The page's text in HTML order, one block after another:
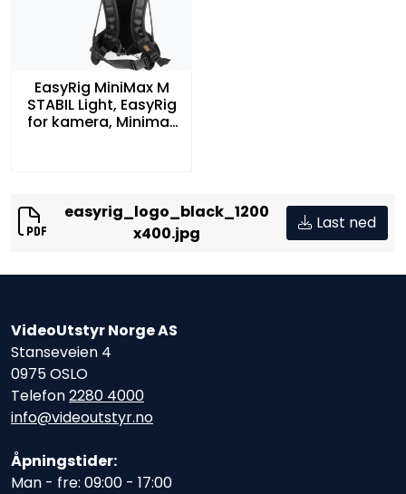
EasyRig MiniMax M
STABIL Light, EasyRig
for kamera, Minimax
easyrig_logo_black_1200
x400.jpg
Last ned
VideoUtstyr Norge AS
Stanseveien 4
0975 OSLO
Telefon2280 4000
info@videoutstyr.no
Åpningstider:
Man - fre: 09:00 - 17:00